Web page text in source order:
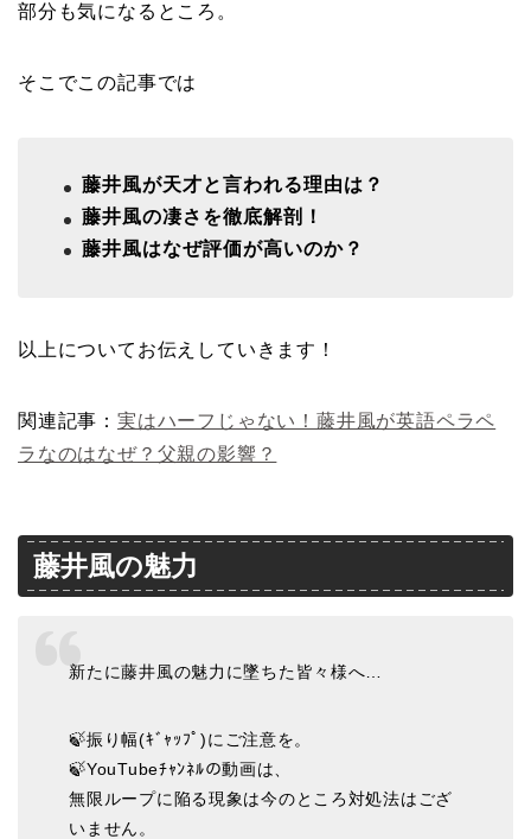
部分も気になるところ。
そこでこの記事では
藤井風が天才と言われる理由は？
藤井風の凄さを徹底解剖！
藤井風はなぜ評価が高いのか？
以上についてお伝えしていきます！
関連記事： 実はハーフじゃない！藤井風が英語ペラペ
ラなのはなぜ？父親の影響？
藤井風の魅力
新たに藤井風の魅力に墜ちた皆々様へ…
🍃振り幅(ｷﾞｬｯﾌﾟ)にご注意を。
🍃YouTubeﾁｬﾝﾈﾙの動画は、
無限ループに陥る現象は今のところ対処法はござ
いません。